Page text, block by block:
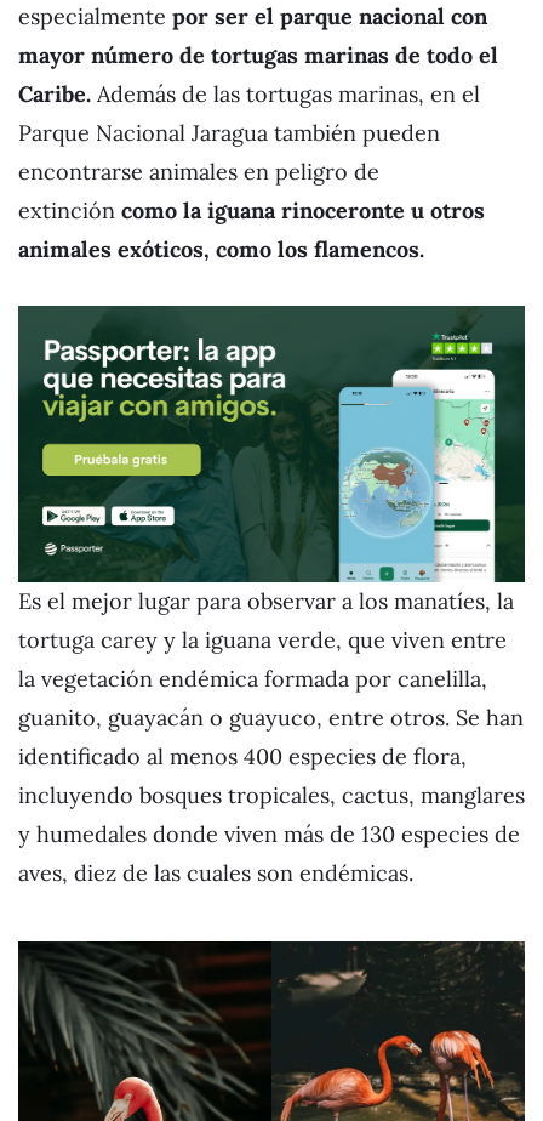
especialmente por ser el parque nacional con
mayor número de tortugas marinas de todo el
Caribe. Además de las tortugas marinas, en el
Parque Nacional Jaragua también pueden
encontrarse animales en peligro de
extinción como la iguana rinoceronte u otros
animales exóticos, como los flamencos.
Es el mejor lugar para observar a los manatíes, la
tortuga carey y la iguana verde, que viven entre
la vegetación endémica formada por canelilla,
guanito, guayacán o guayuco, entre otros. Se han
identificado al menos 400 especies de flora,
incluyendo bosques tropicales, cactus, manglares
y humedales donde viven más de 130 especies de
aves, diez de las cuales son endémicas.